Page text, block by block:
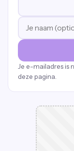
Je e-mailadres is
deze pagina.